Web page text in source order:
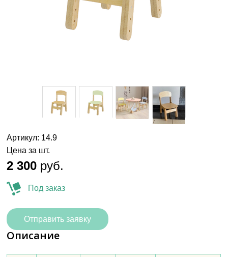
Артикул: 14.9
Цена за шт.
2 300 руб.
Под заказ
Отправить заявку
Описание